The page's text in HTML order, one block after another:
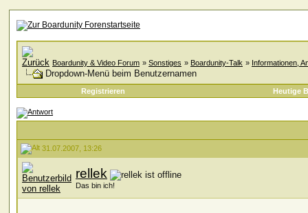
Boardunity & Video Forum » Sonstiges » Boardunity-Talk » Informationen,
Dropdown-Menü beim Benutzernamen
Registrieren Heutige
31.07.2007, 13:26
rellek
Das bin ich!